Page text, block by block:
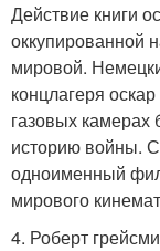
Действие книги
оккупированной
мировой.
концлагеря
газовых
историю войны.
одноименный
мирового
4. Роберт